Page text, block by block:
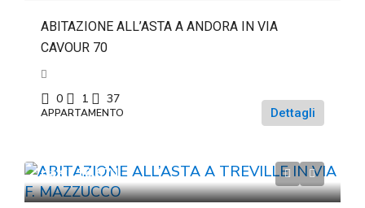
ABITAZIONE ALL’ASTA A ANDORA IN VIA
CAVOUR 70
0 1 37
APPARTAMENTO Dettagli
da€116.671